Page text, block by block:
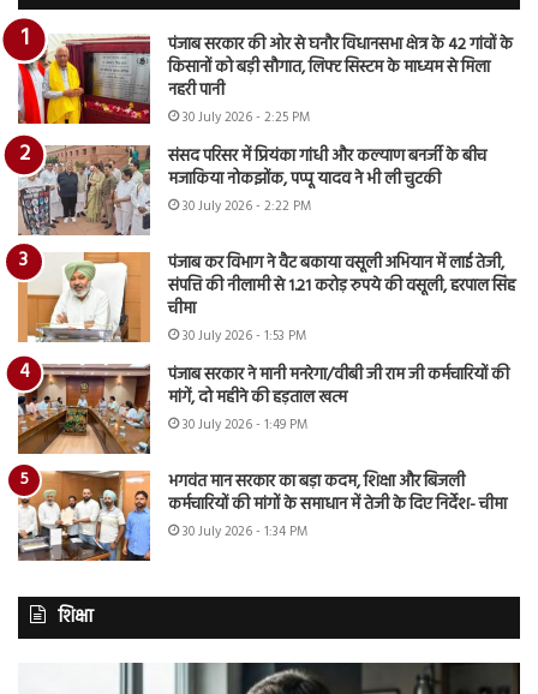
पंजाब सरकार की ओर से घनौर विधानसभा क्षेत्र के 42 गांवों के
किसानों को बड़ी सौगात, लिफ्ट सिस्टम के माध्यम से मिला
नहरी पानी
30 July 2026 - 2:25 PM
संसद परिसर में प्रियंका गांधी और कल्याण बनर्जी के बीच
मजाकिया नोकझोंक, पप्पू यादव ने भी ली चुटकी
30 July 2026 - 2:22 PM
पंजाब कर विभाग ने वैट बकाया वसूली अभियान में लाई तेजी,
संपत्ति की नीलामी से 1.21 करोड़ रुपये की वसूली, हरपाल सिंह
चीमा
30 July 2026 - 1:53 PM
पंजाब सरकार ने मानी मनरेगा/वीबी जी राम जी कर्मचारियों की
मांगें, दो महीने की हड़ताल खत्म
30 July 2026 - 1:49 PM
भगवंत मान सरकार का बड़ा कदम, शिक्षा और बिजली
कर्मचारियों की मांगों के समाधान में तेजी के दिए निर्देश- चीमा
30 July 2026 - 1:34 PM
शिक्षा